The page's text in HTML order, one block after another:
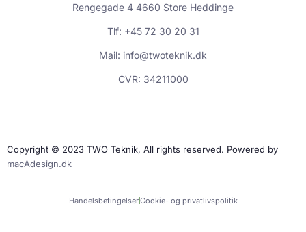
Rengegade 4 4660 Store Heddinge
Tlf: +45 72 30 20 31
Mail: info@twoteknik.dk
CVR: 34211000
Copyright © 2023 TWO Teknik, All rights reserved. Powered by
macAdesign.dk
HandelsbetingelserCookie- og privatlivspolitik